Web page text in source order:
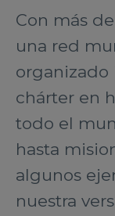
Con más
una red
organizado
chárter en
todo el
hasta
algunos
nuestra